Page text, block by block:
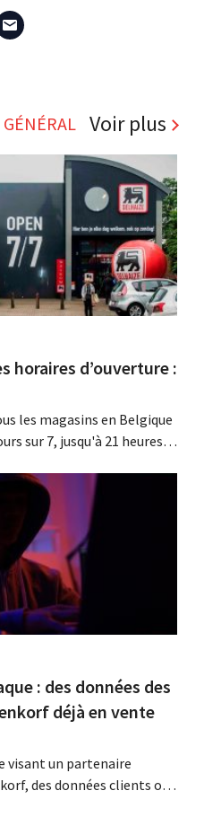
GÉNÉRAL Voir plus
horaires d’ouverture :
les magasins en Belgique
sur 7, jusqu'à 21 heures.
travail constitue un
elles équitables pour tous
: des données des
déjà en vente
visant un partenaire
des données clients ont